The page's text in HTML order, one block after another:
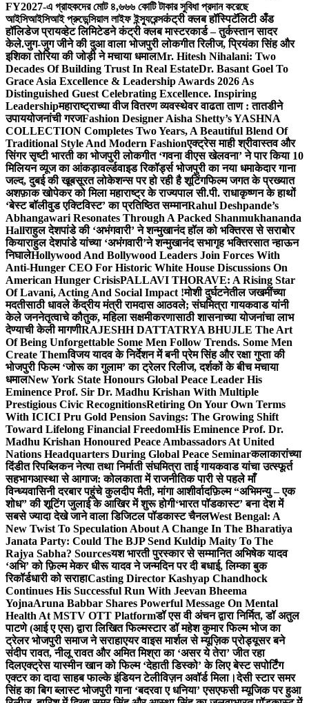
FY2027-এ গ্রাহকদের মোট ৪,৬৬৬ কোটি টাকার সুবিধা প্রদান করেছে
আইসিআইসিআই প্রুডেন্সিয়াল লাইফ ইন্স্যুরেন্সकंट्री क्लब हॉस्पिटॅलिटी अँड
हॉलिडेज प्रायव्हेट लिमिटेडने कंट्री क्लब मास्टरकार्ड – तुर्कस्तान सादर
केले.जुग-जुग जीने की दुआ वाला भोजपुरी लोकगीत रिलीज, प्रियंका सिंह और
इशिका तोरिया की जोड़ी ने मचाया धमालMr. Hitesh Nihalani: Two
Decades Of Building Trust In Real EstateDr. Basant Goel To
Grace Asia Excellence & Leadership Awards 2026 As
Distinguished Guest Celebrating Excellence. Inspiring
Leadershipमहाराष्ट्राच्या वीज वितरण व्यवस्थेवर वाढता ताण : तातडीने
उपाययोजनांची गरजFashion Designer Aisha Shetty’s YASHNA
COLLECTION Completes Two Years, A Beautiful Blend Of
Traditional Style And Modern Fashionएक्ट्रेस माही श्रीवास्तव और
सिंगर सृष्टी भारती का भोजपुरी लोकगीत ‘गवना वीएस खेलवना’ ने पार किया 10
मिलियन व्यूज का आंकड़ावर्ल्डवाइड रिकॉर्ड्स भोजपुरी का नया धमाकेदार गाना
जल्द, दुबई की खूबसूरत लोकेशन्स पर हो रही है शूटिंगफिल्म जगत के प्रख्यात
अशफ़ाक खोपेकर को मिला महाराष्ट्र के राज्यपाल सी.पी. राधाकृष्णन के हाथों
‘बेस्ट बॉलीवुड एक्टिविस्ट’ का प्रतिष्ठित सम्मानRahul Deshpande’s
Abhangawari Resonates Through A Packed Shanmukhananda
Hallराहुल देशपांडे की ‘अभंगवारी’ ने शन्मुखानंद हॉल को भक्तिरस से सराबोर
कियाराहुल देशपांडे यांच्या ‘अभंगवारी’ने शन्मुखानंद सभागृह भक्तिरसात न्हाऊन
निघालेHollywood And Bollywood Leaders Join Forces With
Anti-Hunger CEO For Historic White House Discussions On
American Hunger CrisisPALLAVI THORAVE: A Rising Star
Of Lavani, Acting And Social Impact !मोशी दुर्घटनेतील जखमींच्या
मदतीसाठी धावले केंद्रीय मंत्री रामदास आठवले; संघमित्रा गायकवाड यांनी
केले जननेतृत्वाचे कौतुक, महिला सक्षमीकरणासाठी शासनाच्या योजनांचा लाभ
देण्याची केली मागणीRAJESHH DATTATRYA BHUJLE The Art
Of Being Unforgettable Some Men Follow Trends. Some Men
Create Themविजय यादव के निर्देशन में बनी प्रेम सिंह और रक्षा गुप्ता की
भोजपुरी फिल्म ‘जोरू का गुलाम’ का ट्रेलर रिलीज, दर्शकों के बीच मचाया
धमालNew York State Honours Global Peace Leader His
Eminence Prof. Sir Dr. Madhu Krishan With Multiple
Prestigious Civic RecognitionsRetiring On Your Own Terms
With ICICI Pru Gold Pension Savings: The Growing Shift
Toward Lifelong Financial FreedomHis Eminence Prof. Dr.
Madhu Krishan Honoured Peace Ambassadors At United
Nations Headquarters During Global Peace Seminarकलाकारांच्या
दिंडीत रिपब्लिकन नेत्या तथा निर्माती संघमित्रा ताई गायकवाड यांचा उत्स्फूर्त
सहभागआस्था से आगाज: कोलकाता में राजनीतिक पारी से पहले माँ
विन्ध्यवासिनी दरबार पहुंचे कुलदीप मैती, मांगा आशीर्वादफ़िल्म “अभिमन्यु – एक
शोध” की शूटिंग जुलाई के आखिर में शुरू होगी‘भारत पॉडकास्ट’ बना देश में
सबसे ज्यादा देखे जाने वाला डिजिटल पॉडकास्ट चैनलWest Bengal: A
New Twist To Speculation About A Change In The Bharatiya
Janata Party: Could The BJP Send Kuldip Maity To The
Rajya Sabha? Sourcesयश भारती पुरस्कार से सम्मानित अभिषेक यादव
‘अभि’ को फ़िल्म मेकर धीरू यादव ने जन्मदिन पर दी बधाई, लिम्का बुक
रिकॉर्डधारी को सराहाCasting Director Kashyap Chandhock
Continues His Successful Run With Jeevan Bheema
YojnaAruna Babbar Shares Powerful Message On Mental
Health At MSTV OTT Platformडॉ एस वी अंचन द्वारा निर्मित, डॉ अतुल
पाटणे (आई ए एस) द्वारा लिखित फिल्मस्टार डॉ महेश कुमार फिल्म भोज का
ट्रेलर भोजपुरी समाज ने सराहाएयर वाइस मार्शल से म्यूज़िक प्रोड्यूसर बने
संदीप रावत, नीलू रावत और अमित मिश्रा का ‘असर ये तेरा’ जीत रहा
दिलएक्ट्रेस यास्मीन खान को फिल्म ‘देहाती डिस्को’ के लिए बेस्ट सपोर्टिंग
एक्टर का दादा साहब फाल्के इंडियन टेलीविज़न अवॉर्ड मिला।देसी स्टार समर
सिंह का बिग ब्लास्ट भोजपुरी गाना ‘बदरवा ए धनिया’ एसएफसी म्यूजिक पर हुआ